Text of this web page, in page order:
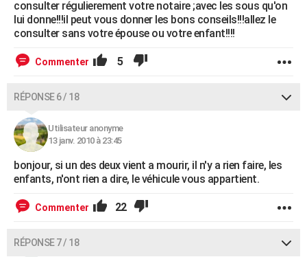
consulter régulierement votre notaire ;avec les sous qu'on
lui donne!!!il peut vous donner les bons conseils!!!allez le
consulter sans votre épouse ou votre enfant!!!!
Commenter 5
RÉPONSE 6 / 18
Utilisateur anonyme
13 janv. 2010 à 23:45
bonjour, si un des deux vient a mourir, il n'y a rien faire, les
enfants, n'ont rien a dire, le véhicule vous appartient.
Commenter 22
RÉPONSE 7 / 18